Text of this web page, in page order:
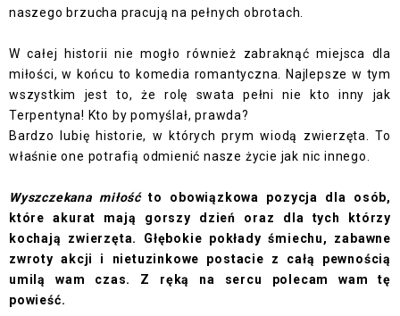
naszego brzucha pracują na pełnych obrotach.
W całej historii nie mogło również zabraknąć miejsca dla
miłości, w końcu to komedia romantyczna. Najlepsze w tym
wszystkim jest to, że rolę swata pełni nie kto inny jak
Terpentyna! Kto by pomyślał, prawda?
Bardzo lubię historie, w których prym wiodą zwierzęta. To
właśnie one potrafią odmienić nasze życie jak nic innego.
Wyszczekana miłośćto obowiązkowa pozycja dla osób,
które akurat mają gorszy dzień oraz dla tych którzy
kochają zwierzęta. Głębokie pokłady śmiechu, zabawne
zwroty akcji i nietuzinkowe postacie z całą pewnością
umilą wam czas. Z ręką na sercu polecam wam tę
powieść.